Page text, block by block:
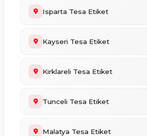
Isparta Tesa Etiket
Kayseri Tesa Etiket
Kırklareli Tesa Etiket
Tunceli Tesa Etiket
Malatya Tesa Etiket